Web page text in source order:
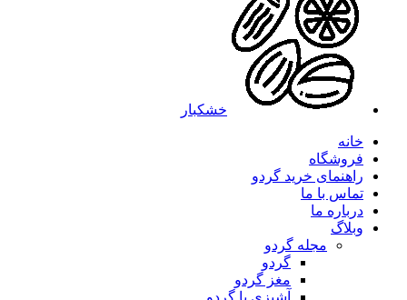
خشکبار
خانه
فروشگاه
راهنمای خرید گردو
تماس با ما
درباره ما
وبلاگ
مجله گردو
گردو
مغز گردو
آشپزی با گردو